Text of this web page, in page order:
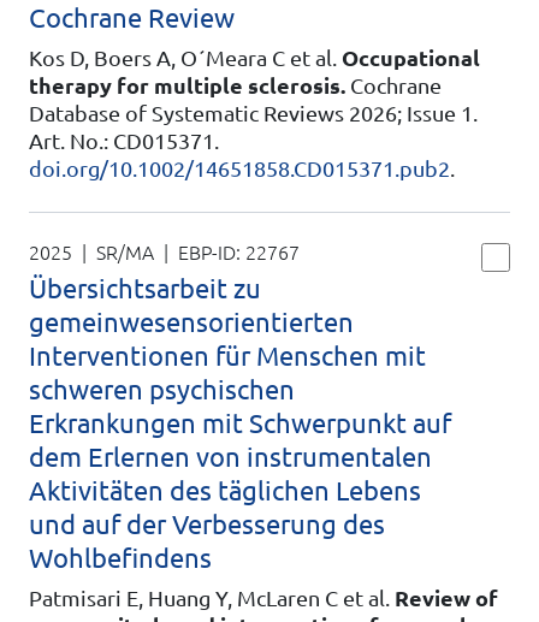
Cochrane Review
Kos D, Boers A, O´Meara C et al. Occupational
therapy for multiple sclerosis. Cochrane
Database of Systematic Reviews 2026; Issue 1.
Art. No.: CD015371.
doi.org/10.1002/14651858.CD015371.pub2.
2025 | SR/MA | EBP-ID: 22767
Übersichtsarbeit zu
gemeinwesensorientierten
Interventionen für Menschen mit
schweren psychischen
Erkrankungen mit Schwerpunkt auf
dem Erlernen von instrumentalen
Aktivitäten des täglichen Lebens
und auf der Verbesserung des
Wohlbefindens
Patmisari E, Huang Y, McLaren C et al. Review of